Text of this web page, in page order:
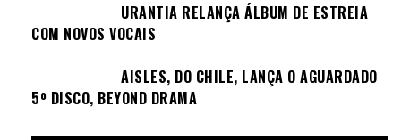
URANTIA RELANÇA ÁLBUM DE ESTREIA
COM NOVOS VOCAIS
AISLES, DO CHILE, LANÇA O AGUARDADO
5º DISCO, BEYOND DRAMA